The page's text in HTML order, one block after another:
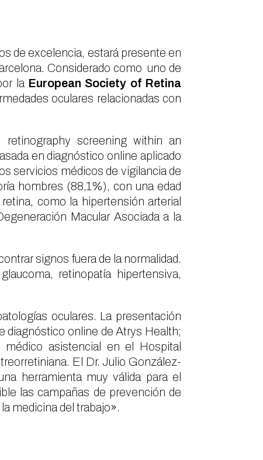
de excelencia, estará presente en
Considerado como uno de
la European Society of Retina
oculares relacionadas con
screening within an
en diagnóstico online aplicado
servicios médicos de vigilancia de
hombres (88,1%), con una edad
como la hipertensión arterial
Macular Asociada a la
signos fuera de la normalidad.
retinopatía hipertensiva,
oculares. La presentación
diagnóstico online de Atrys Health;
asistencial en el Hospital
El Dr. Julio González-
herramienta muy válida para el
las campañas de prevención de
medicina del trabajo».